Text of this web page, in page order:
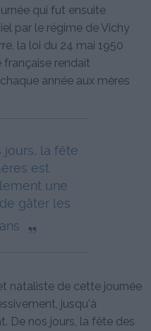
qui fut ensuite
par le régime de Vichy
la loi du 24 mai 1950
rendait
année aux mères
jours, la fête
est
une
gâter les
„
nataliste de cette journée
jusqu'à
De nos jours, la fête des